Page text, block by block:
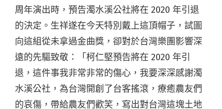
周年演出時，預告濁水溪公社將在 2020 年引退
的決定。生祥遂在今天特別戴上這頂帽子，試圖
向這組從未拿過金曲獎，卻對於台灣樂團影響深
遠的先驅致敬：「柯仁堅預告將在 2020 年引
退，這件事我非常非常的傷心，我要深深感謝濁
水溪公社，為台灣開創了台客搖滾，療癒農友們
的哀傷，帶給農友們歡笑，寫出對台灣這塊土地